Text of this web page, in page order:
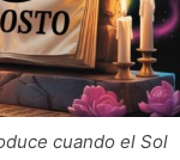
cuando el Sol